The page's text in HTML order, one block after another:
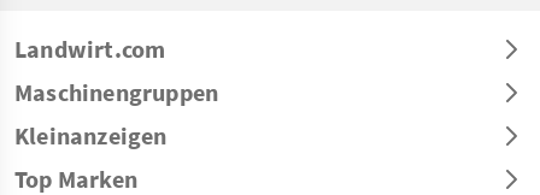
Landwirt.com
Maschinengruppen
Kleinanzeigen
Top Marken